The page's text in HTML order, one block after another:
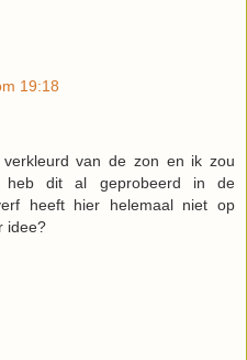
19:18
van de zon en ik zou
heb dit al geprobeerd in de
heeft hier helemaal niet op
idee?